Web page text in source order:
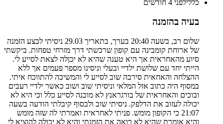
כללילפני 4 חודשים
בעיה בהזמנה
שלום רב, בשעה 20:40 בערך, בתאריך 29.03 ניסיתי לבצע הזמנה
של ארוחת קומבינה עם קופון שרכשתי דרך מזרחי טפחות. ביקשתי
סיוע מהאחראית אך היא טענה שהיא לא יכןלה לצאת לסייע לי.
הייתי יחד עם שלושת ילדיי ובעלי וניסינו מספר פעמים אך ללא
ההצלחה והאחאית סירבה שוב לסייע לי והמשיכה להתווכח איתי.
במסוף היה כתוב אזל המלאי וניסיתי שוב ושוב כאשר ילדיי רעבים
ובוכים והאחראית של בורגראנץ לא מוכנה לסייע כלל וכי היא לא
יכולה לעזוב את הדלפק. ניסיתי שוב ולבסוף קיבלתי הודעה בשעה
21:07 כי הקופון מומש. פניתי לאחראית ואמרתי לה שזה מומש
והיא אומרת שהיא לא רואה את הזמנתי והיא לא יכולה להוציא לי